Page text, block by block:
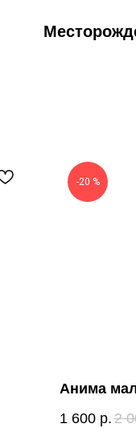
-20 %
Анима
1 600 р. 2